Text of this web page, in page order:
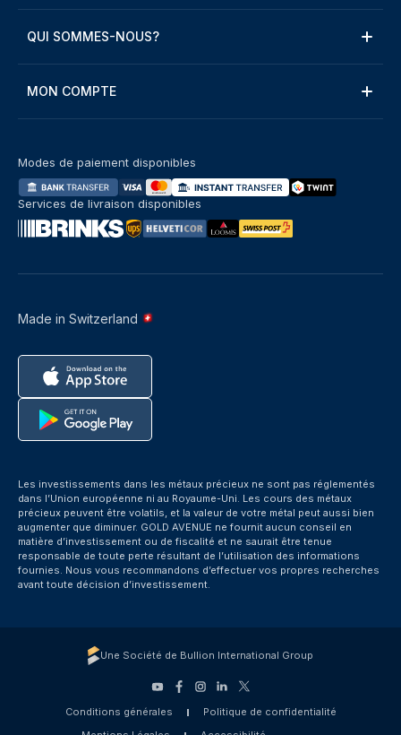
QUI SOMMES-NOUS?
MON COMPTE
Made in Switzerland
Modes de paiement disponibles
Services de livraison disponibles
Les investissements dans les métaux précieux ne sont pas réglementés
dans l’Union européenne ni au Royaume-Uni. Les cours des métaux
précieux peuvent être volatils, et la valeur de votre métal peut aussi bien
augmenter que diminuer. GOLD AVENUE ne fournit aucun conseil en
matière d’investissement ou de fiscalité et ne saurait être tenue
responsable de toute perte résultant de l’utilisation des informations
fournies. Nous vous recommandons d’effectuer vos propres recherches
avant toute décision d’investissement.
Une Société de Bullion International Group
Conditions générales
Politique de confidentialité